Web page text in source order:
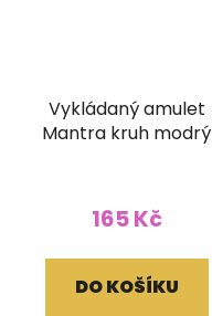
Vykládaný amulet
Mantra kruh modrý
165 Kč
DO KOŠÍKU